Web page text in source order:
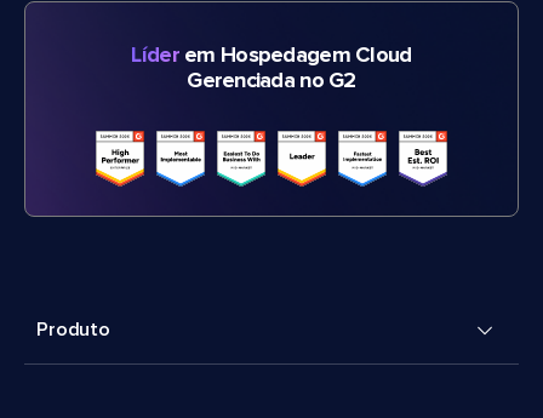
Líderem Hospedagem Cloud
Gerenciada no G2
Produto